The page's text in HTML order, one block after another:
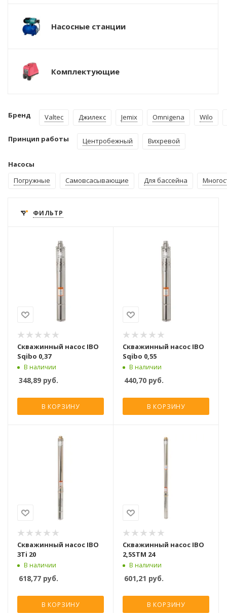
Насосные станции
Комплектующие
Бренд Valtec Джилекс Jemix Omnigena Wilo
Принцип работы Центробежный Вихревой
Насосы
Погружные
Самовсасывающие Для бассейна
ФИЛЬТР
Скважинный насос IBO
Sqibo 0,37
В наличии
348,89 руб.
В КОРЗИНУ
Скважинный насос IBO
Sqibo 0,55
В наличии
440,70 руб.
В КОРЗИНУ
Скважинный насос IBO
3Ti 20
В наличии
618,77 руб.
В КОРЗИНУ
Скважинный насос IBO
2,5STM 24
В наличии
601,21 руб.
В КОРЗИНУ